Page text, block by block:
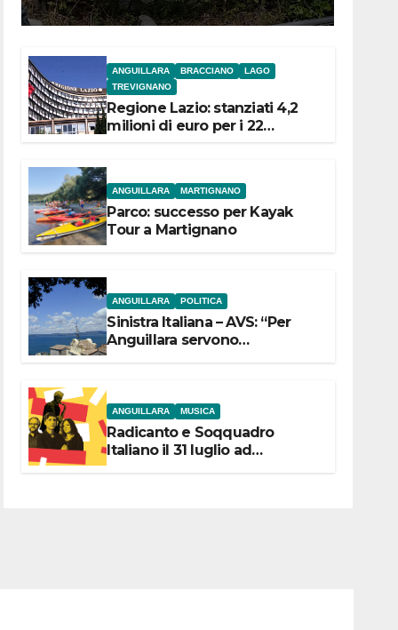
ANGUILLARA BRACCIANO
LAGO
TREVIGNANO
Regione Lazio: stanziati 4,2
milioni di euro per i 22
ANGUILLARA MARTIGNANO
Parco: successo per Kayak
Tour a Martignano
ANGUILLARA POLITICA
Sinistra Italiana – AVS: “Per
Anguillara servono
ANGUILLARA MUSICA
Radicanto e Soqquadro
Italiano il 31 luglio ad